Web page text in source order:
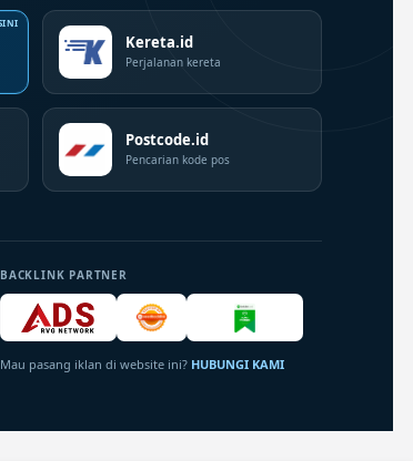
Kereta.id
Perjalanan kereta
Postcode.id
Pencarian kode pos
BACKLINK PARTNER
Mau pasang iklan di website ini? HUBUNGI KAMI